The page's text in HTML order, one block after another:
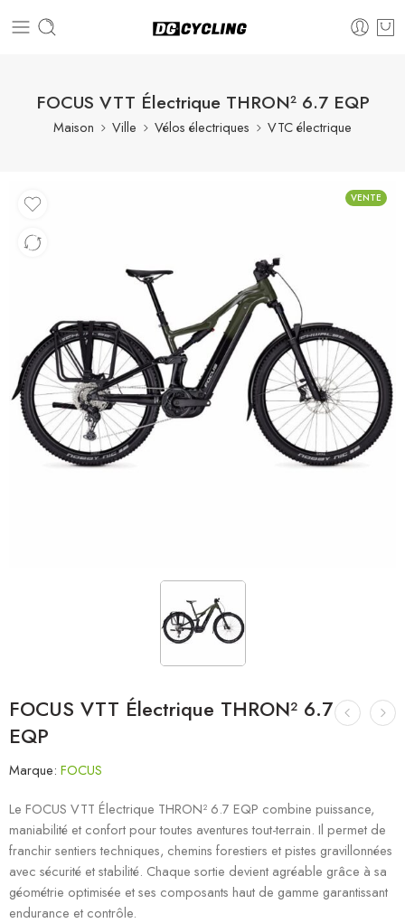
FOCUS VTT Électrique THRON² 6.7 EQP
Maison Ville Vélos électriques VTC électrique
VENTE
FOCUS VTT Électrique THRON² 6.7
EQP
Marque: FOCUS
Le FOCUS VTT Électrique THRON² 6.7 EQP combine puissance,
maniabilité et confort pour toutes aventures tout-terrain. Il permet de
franchir sentiers techniques, chemins forestiers et pistes gravillonnées
avec sécurité et stabilité. Chaque sortie devient agréable grâce à sa
géométrie optimisée et ses composants haut de gamme garantissant
endurance et contrôle.